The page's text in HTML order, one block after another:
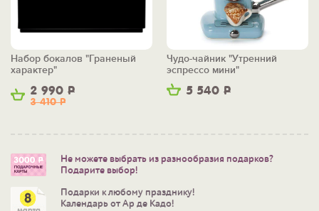
2 990 Р
3 410Р
Набор бокалов "Граненый
характер"
5 540 Р
Чудо-чайник "Утренний
эспрессо мини"
Не можете выбрать из разнообразия подарков?
Подарите выбор!
Подарки к любому празднику!
Календарь от Ар де Кадо!